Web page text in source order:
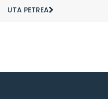
UTA PETREA